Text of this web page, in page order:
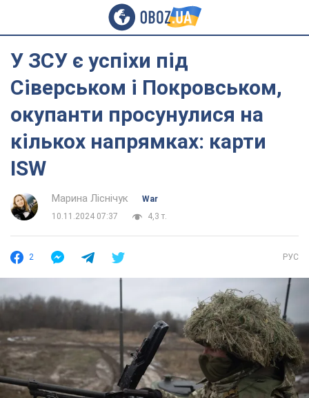
У ЗСУ є успіхи під
Сіверськом і Покровськом,
окупанти просунулися на
кількох напрямках: карти
ISW
Марина Ліснічук
War
10.11.2024 07:37
4,3 т.
2 РУС